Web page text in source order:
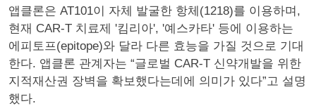
앱클론은 AT101이 자체 발굴한 항체(1218)를 이용하며,
현재 CAR-T 치료제 '킴리아', '예스카타' 등에 이용하는
에피토프(epitope)와 달라 다른 효능을 가질 것으로 기대
한다. 앱클론 관계자는 “글로벌 CAR-T 신약개발을 위한
지적재산권 장벽을 확보했다는데에 의미가 있다”고 설명
했다.